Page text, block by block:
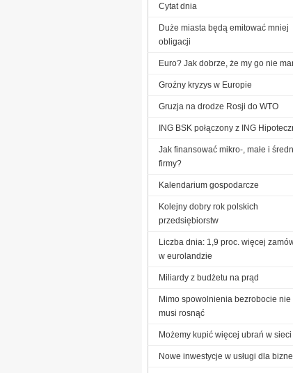
Cytat dnia
Duże miasta będą emitować mniej
obligacji
Euro? Jak dobrze, że my go nie
Groźny kryzys w Europie
Gruzja na drodze Rosji do WTO
ING BSK połączony z ING
Jak finansować mikro-, małe i
firmy?
Kalendarium gospodarcze
Kolejny dobry rok polskich
przedsiębiorstw
Liczba dnia: 1,9 proc. więcej
w eurolandzie
Miliardy z budżetu na prąd
Mimo spowolnienia bezrobocie nie
musi rosnąć
Możemy kupić więcej ubrań w sieci
Nowe inwestycje w usługi dla